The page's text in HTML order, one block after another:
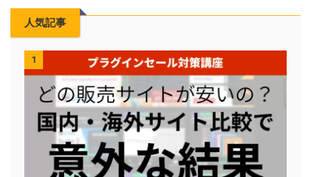
人気記事
1